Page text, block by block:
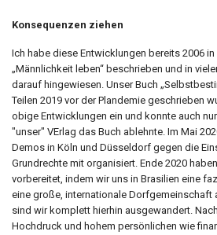
Konsequenzen ziehen
Ich habe diese Entwicklungen bereits 2006
„Männlichkeit leben“ beschrieben und in
darauf hingewiesen. Unser Buch
Teilen 2019 vor der Plandemie geschrieben
obige Entwicklungen ein und konnte auch
"unser" VErlag das Buch ablehnte. Im Mai
Demos in Köln und Düsseldorf gegen die
Grundrechte mit organisiert. Ende 2020
vorbereitet, indem wir uns in Brasilien eine
eine große, internationale Dorfgemeinschaft
sind wir komplett hierhin ausgewandert.
Hochdruck und hohem persönlichen wie